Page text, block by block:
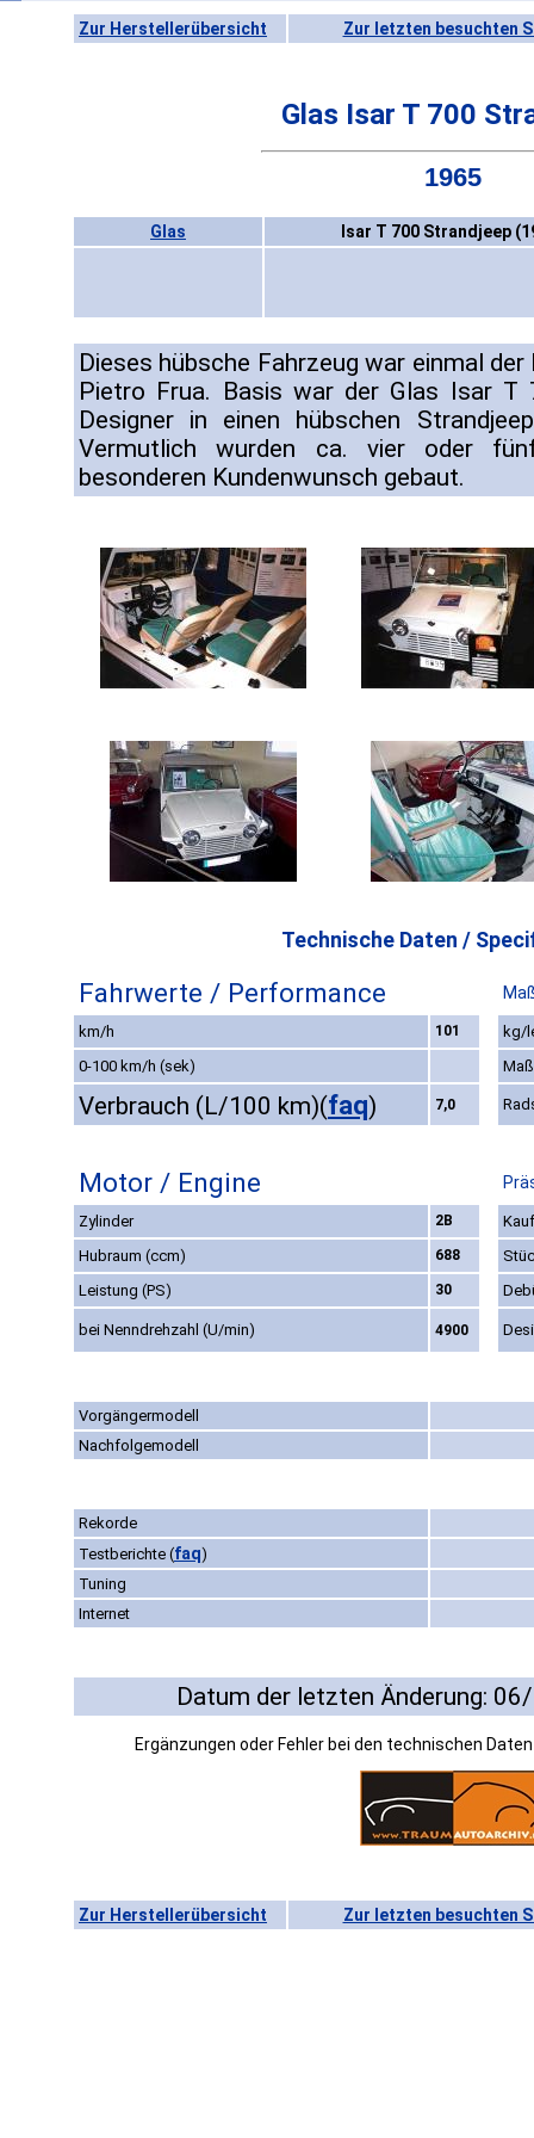
Zur Herstellerübersicht Zur letzten besuchten
Glas Isar T 700
1965
Glas Isar T 700 Strandjeep
Dieses hübsche Fahrzeug war einmal
Pietro Frua. Basis war der Glas Isar T
Designer in einen hübschen
Vermutlich wurden ca. vier oder
besonderen Kundenwunsch gebaut.
Technische Daten /
Fahrwerte / Performance
km/h 101
kg/
0-100 km/h (sek)
Verbrauch (L/100 km)(faq) 7,0
Motor / Engine
Zylinder 2B
Hubraum (ccm)
688
Leistung (PS)
30
bei Nenndrehzahl (U/min) 4900
Vorgängermodell
Nachfolgemodell
Rekorde
Testberichte (faq)
Tuning
Internet
Datum der letzten Änderung:
Ergänzungen oder Fehler bei den technischen
Zur Herstellerübersicht Zur letzten besuchten